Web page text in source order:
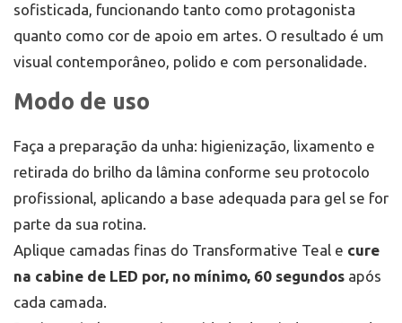
sofisticada, funcionando tanto como protagonista
quanto como cor de apoio em artes. O resultado é um
visual contemporâneo, polido e com personalidade.
Modo de uso
Faça a preparação da unha: higienização, lixamento e
retirada do brilho da lâmina conforme seu protocolo
profissional, aplicando a base adequada para gel se for
parte da sua rotina.
Aplique camadas finas do Transformative Teal e cure
na cabine de LED por, no mínimo, 60 segundos após
cada camada.